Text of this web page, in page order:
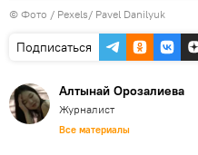
© Фото / Pexels/ Pavel Danilyuk
Подписаться
Алтынай Орозалиева
Журналист
Все материалы